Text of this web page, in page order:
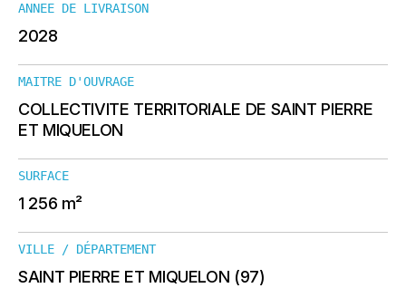
ANNEE DE LIVRAISON
2028
MAITRE D'OUVRAGE
COLLECTIVITE TERRITORIALE DE SAINT PIERRE
ET MIQUELON
SURFACE
1 256 m²
VILLE / DÉPARTEMENT
SAINT PIERRE ET MIQUELON (97)